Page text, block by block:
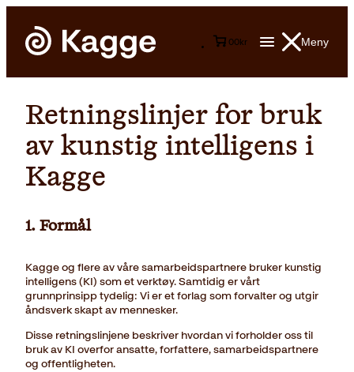
Meny
00kr
Retningslinjer for bruk
av kunstig intelligens i
Kagge
1. Formål
Kagge og flere av våre samarbeidspartnere bruker kunstig
intelligens (KI) som et verktøy. Samtidig er vårt
grunnprinsipp tydelig: Vi er et forlag som forvalter og utgir
åndsverk skapt av mennesker.
Disse retningslinjene beskriver hvordan vi forholder oss til
bruk av KI overfor ansatte, forfattere, samarbeidspartnere
og offentligheten.